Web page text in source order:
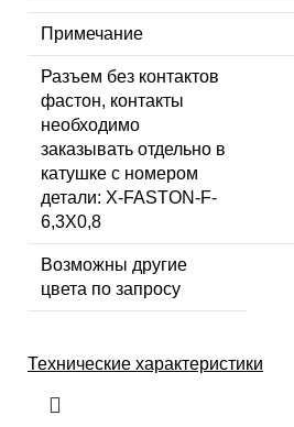
Примечание
Разъем без контактов
фастон, контакты
необходимо
заказывать отдельно в
катушке с номером
детали: X-FASTON-F-
6,3X0,8
Возможны другие
цвета по запросу
Технические характеристики